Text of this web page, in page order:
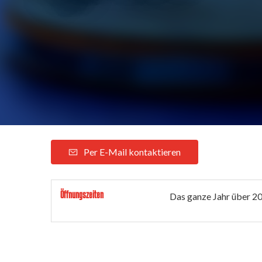
Per E-Mail kontaktieren
Öffnungszeiten Das ganze Jahr über